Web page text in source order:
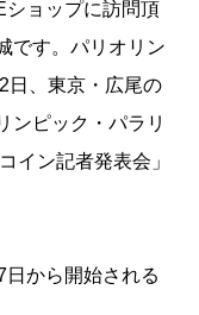
ショップに訪問頂
です。パリオリン
日、東京・広尾の
ンピック・パラリ
イン記者発表会」
から開始される